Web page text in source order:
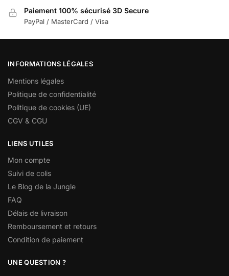
Paiement 100% sécurisé 3D Secure
PayPal / MasterCard / Visa
INFORMATIONS LÉGALES
Mentions légales
Politique de confidentialité
Politique de cookies (UE)
CGV & CGU
LIENS UTILES
Mon compte
Suivi de colis
Le Blog de la Jungle
FAQ
Délais de livraison
Remboursement et retours
Condition de paiement
UNE QUESTION ?